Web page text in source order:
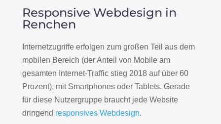
Responsive Webdesign in
Renchen
Internetzugriffe erfolgen zum großen Teil aus dem
mobilen Bereich (der Anteil von Mobile am
gesamten Internet-Traffic stieg 2018 auf über 60
Prozent), mit Smartphones oder Tablets. Gerade
für diese Nutzergruppe braucht jede Website
dringend responsives Webdesign.